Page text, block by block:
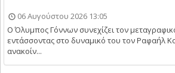
06 Αυγούστου 2026 13:05
Ο Όλυμπος Γόννων συνεχίζει τον
εντάσσοντας στο δυναμικό του τον Ραφαήλ
ανακοίν...